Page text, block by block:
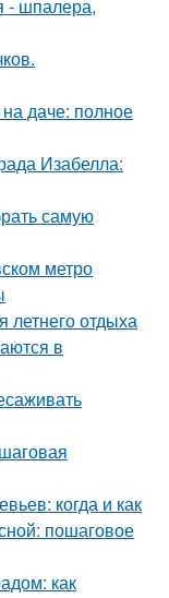
- шпалера,
даче: полное
Изабелла:
самую
метро
летнего отдыха
в
когда и как
пошаговое
как